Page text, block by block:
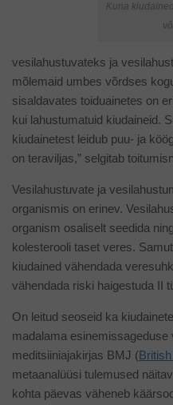
Kuna
vesilahustuvateks ja
mõlemaid umbes võrdses
sisaldavates toiduainetes on
kui lahustumatuid kiudaineid.
kiudainetest leidub puu- ja
on teraviljas,” selgitab
Vesilahustuvate ja
organismis on erinev.
organism osaliselt seedida
kolesterooli taset veres.
kiudained vähendada
vähendada riski haigestuda II
On leitud seoseid ka
madalama esinemissageduse
meditsiiniajakirjas BMJ (
metaanalüüsi tulemused
kohta päevas väheneb